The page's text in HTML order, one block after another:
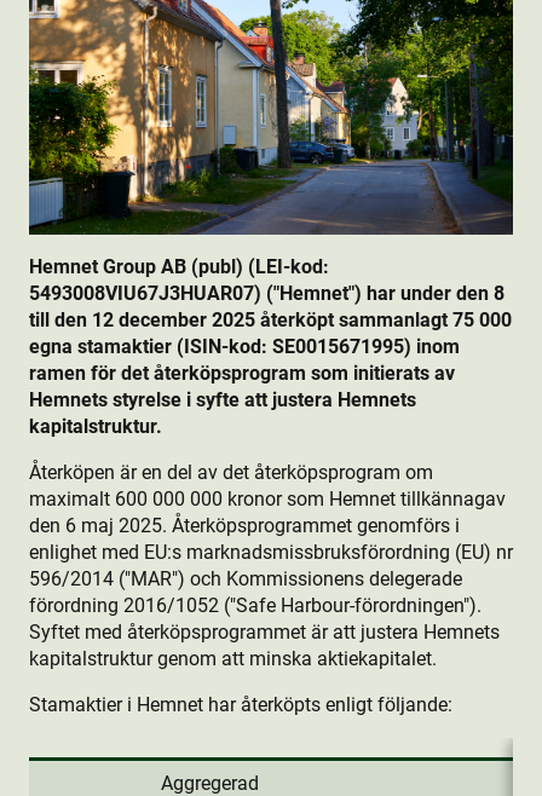
Hemnet Group AB (publ) (LEI-kod:
5493008VIU67J3HUAR07) ("Hemnet") har under den 8
till den 12 december 2025 återköpt sammanlagt 75 000
egna stamaktie­r (ISIN-kod: SE0015671995) inom
ramen för det återköpsprogram som initierats av
Hemnets styrelse i syfte att justera Hemnets
kapitalstruktur.
Återköpen är en del av det återköpsprogram om
maximalt 600 000 000 kronor som Hemnet tillkännagav
den 6 maj 2025. Återköpsprogrammet genomförs i
enlighet med EU:s marknadsmissbruksförordning (EU) nr
596/2014 ("MAR") och Kommissionens delegerade
förordning 2016/1052 ("Safe Harbour-förordningen").
Syftet med återköpsprogrammet är att justera Hemnets
kapitalstruktur genom att minska aktie­kapitalet.
Stamaktie­r i Hemnet har återköpts enligt följande:
Aggregerad